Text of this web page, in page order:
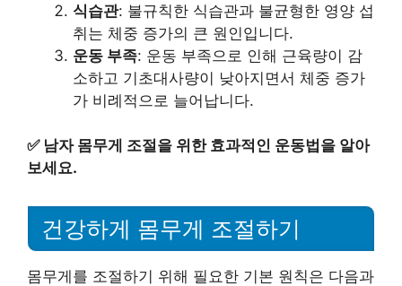
식습관: 불규칙한 식습관과 불균형한 영양 섭
취는 체중 증가의 큰 원인입니다.
운동 부족: 운동 부족으로 인해 근육량이 감
소하고 기초대사량이 낮아지면서 체중 증가
가 비례적으로 늘어납니다.
✅ 남자 몸무게 조절을 위한 효과적인 운동법을 알아
보세요.
건강하게 몸무게 조절하기
몸무게를 조절하기 위해 필요한 기본 원칙은 다음과